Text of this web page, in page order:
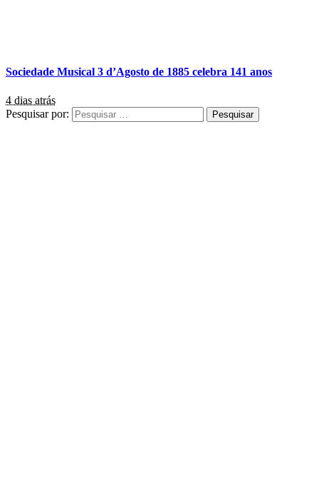
Sociedade Musical 3 d’Agosto de 1885 celebra 141 anos
4 dias atrás
Pesquisar por: